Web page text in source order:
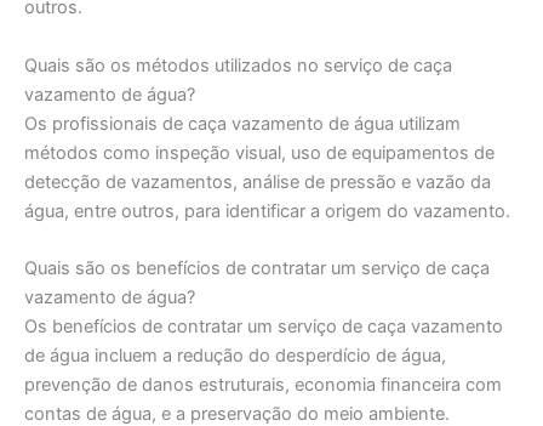
outros.
Quais são os métodos utilizados no serviço de caça
vazamento de água?
Os profissionais de caça vazamento de água utilizam
métodos como inspeção visual, uso de equipamentos de
detecção de vazamentos, análise de pressão e vazão da
água, entre outros, para identificar a origem do vazamento.
Quais são os benefícios de contratar um serviço de caça
vazamento de água?
Os benefícios de contratar um serviço de caça vazamento
de água incluem a redução do desperdício de água,
prevenção de danos estruturais, economia financeira com
contas de água, e a preservação do meio ambiente.